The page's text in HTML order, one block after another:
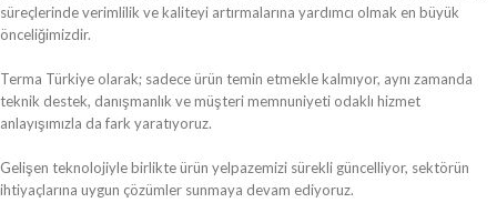
süreçlerinde verimlilik ve kaliteyi artırmalarına yardımcı olmak en büyük
önceliğimizdir.
Terma Türkiye olarak; sadece ürün temin etmekle kalmıyor, aynı zamanda
teknik destek, danışmanlık ve müşteri memnuniyeti odaklı hizmet
anlayışımızla da fark yaratıyoruz.
Gelişen teknolojiyle birlikte ürün yelpazemizi sürekli güncelliyor, sektörün
ihtiyaçlarına uygun çözümler sunmaya devam ediyoruz.